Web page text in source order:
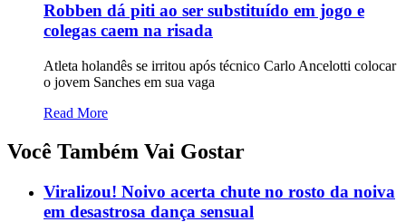
Robben dá piti ao ser substituído em jogo e
colegas caem na risada
Atleta holandês se irritou após técnico Carlo Ancelotti colocar
o jovem Sanches em sua vaga
Read More
Você Também Vai Gostar
Viralizou! Noivo acerta chute no rosto da noiva
em desastrosa dança sensual